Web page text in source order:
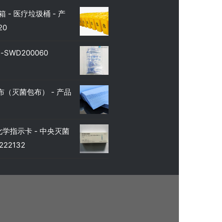
- 医疗垃圾桶 - 产
SWD200060
（灭菌包布） - 产品
指示卡 - 中央灭菌